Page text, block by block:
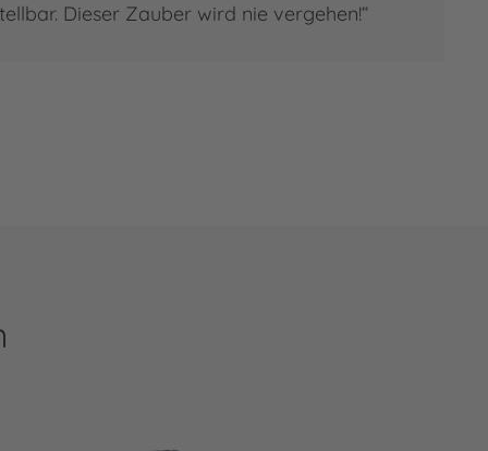
Dieser Zauber wird nie vergehen!“